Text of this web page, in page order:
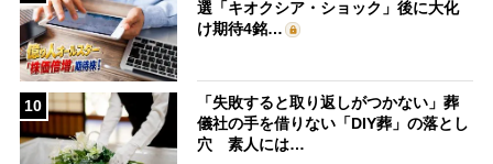
選「キオクシア・ショック」後に大化
け期待4銘…
10
「失敗すると取り返しがつかない」葬
儀社の手を借りない「DIY葬」の落とし
穴 素人には…